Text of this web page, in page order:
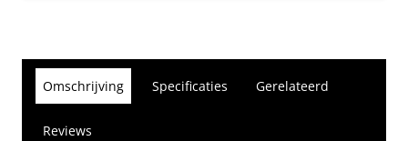
Omschrijving Specificaties Gerelateerd
Reviews